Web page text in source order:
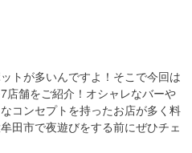
トが多いんですよ！そこで今回は
店舗をご紹介！オシャレなバーや
コンセプトを持ったお店が多く料
田市で夜遊びをする前にぜひチェ